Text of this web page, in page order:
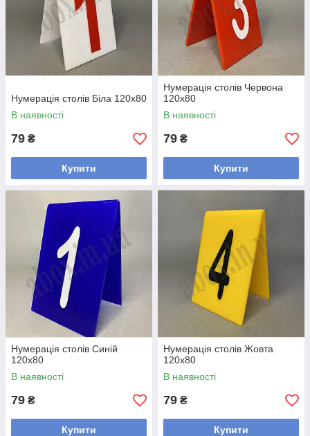
Нумерація столів Біла 120х80
В наявності
79 ₴
Купити
Нумерація столів Червона
120х80
В наявності
79 ₴
Купити
Нумерація столів Синій
120х80
В наявності
79 ₴
Купити
Нумерація столів Жовта
120х80
В наявності
79 ₴
Купити